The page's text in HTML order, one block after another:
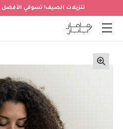
تنزيلات الصيف! تسوقي الأفضل